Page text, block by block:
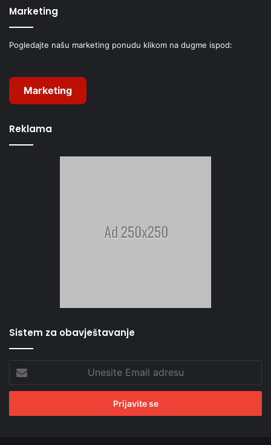
Marketing
Pogledajte našu marketing ponudu klikom na dugme ispod:
Marketing
Reklama
Sistem za obavještavanje
Email
adresu